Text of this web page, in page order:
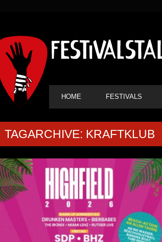
HAUPT-
NAVIGATION
HOME FESTIVALS
TAGARCHIVE: KRAFTKLUB